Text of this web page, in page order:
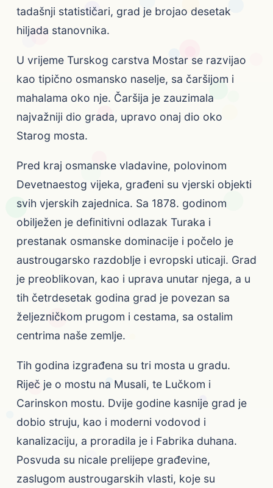
tadašnji statističari, grad je brojao desetak
hiljada stanovnika.
U vrijeme Turskog carstva Mostar se razvijao
kao tipično osmansko naselje, sa čaršijom i
mahalama oko nje. Čaršija je zauzimala
najvažniji dio grada, upravo onaj dio oko
Starog mosta.
Pred kraj osmanske vladavine, polovinom
Devetnaestog vijeka, građeni su vjerski objekti
svih vjerskih zajednica. Sa 1878. godinom
obilježen je definitivni odlazak Turaka i
prestanak osmanske dominacije i počelo je
austrougarsko razdoblje i evropski uticaji. Grad
je preoblikovan, kao i uprava unutar njega, a u
tih četrdesetak godina grad je povezan sa
željezničkom prugom i cestama, sa ostalim
centrima naše zemlje.
Tih godina izgrađena su tri mosta u gradu.
Riječ je o mostu na Musali, te Lučkom i
Carinskon mostu. Dvije godine kasnije grad je
dobio struju, kao i moderni vodovod i
kanalizaciju, a proradila je i Fabrika duhana.
Posvuda su nicale prelijepe građevine,
zaslugom austrougarskih vlasti, koje su